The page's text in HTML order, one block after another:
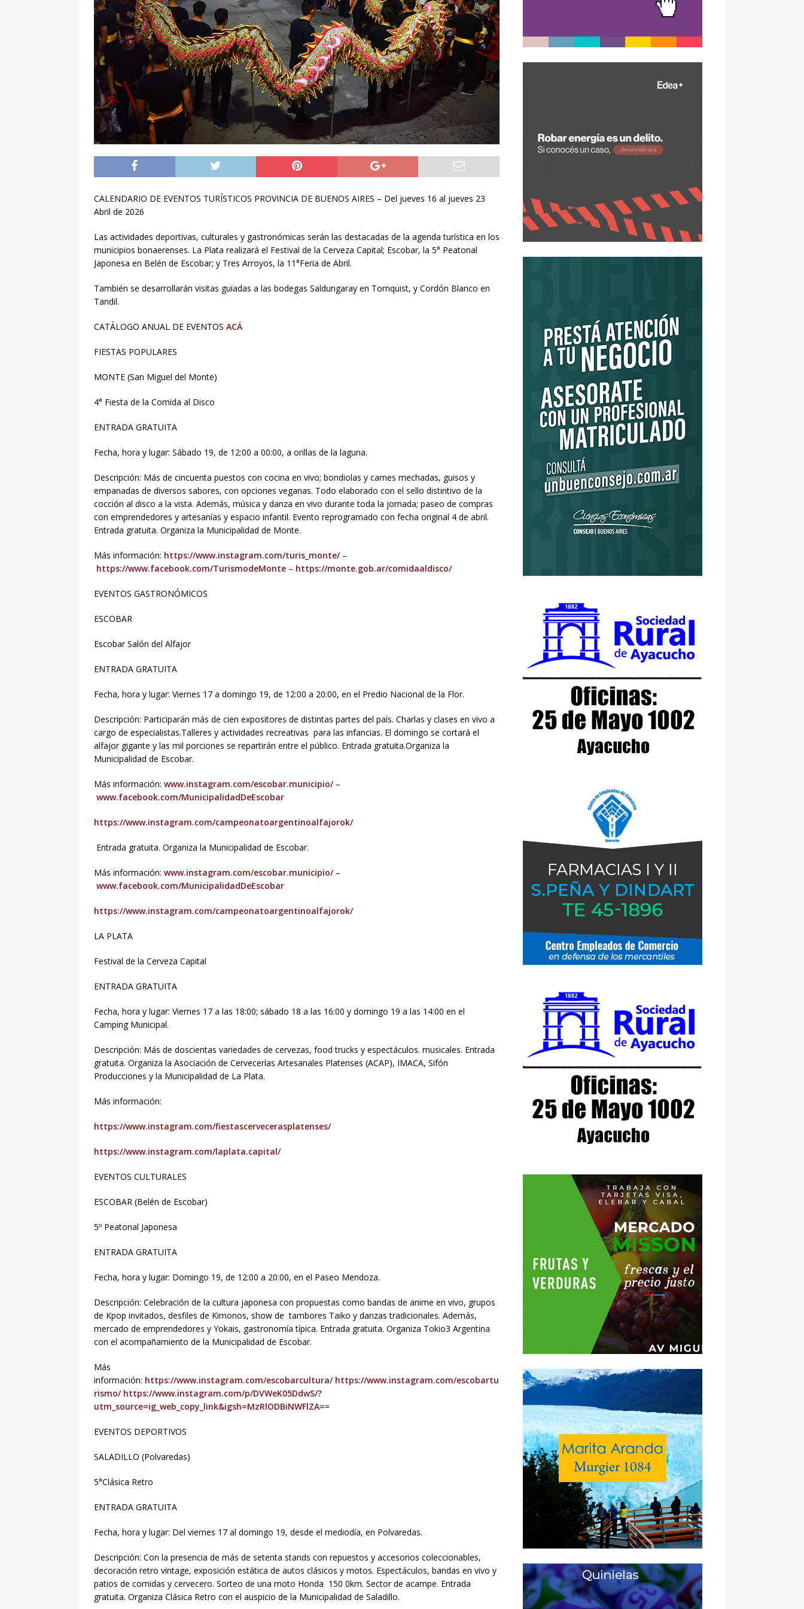
CALENDARIO DE EVENTOS TURÍSTICOS PROVINCIA DE BUENOS AIRES – Del jueves 16 al jueves 23
Abril de 2026
Las actividades deportivas, culturales y gastronómicas serán las destacadas de la agenda turística en los
municipios bonaerenses. La Plata realizará el Festival de la Cerveza Capital; Escobar, la 5° Peatonal
Japonesa en Belén de Escobar; y Tres Arroyos, la 11°Feria de Abril.
También se desarrollarán visitas guiadas a las bodegas Saldungaray en Tornquist, y Cordón Blanco en
Tandil.
CATÁLOGO ANUAL DE EVENTOS ACÁ
FIESTAS POPULARES
MONTE (San Miguel del Monte)
4° Fiesta de la Comida al Disco
ENTRADA GRATUITA
Fecha, hora y lugar: Sábado 19, de 12:00 a 00:00, a orillas de la laguna.
Descripción: Más de cincuenta puestos con cocina en vivo; bondiolas y carnes mechadas, guisos y
empanadas de diversos sabores, con opciones veganas. Todo elaborado con el sello distintivo de la
cocción al disco a la vista. Además, música y danza en vivo durante toda la jornada; paseo de compras
con emprendedores y artesanías y espacio infantil. Evento reprogramado con fecha original 4 de abril.
Entrada gratuita. Organiza la Municipalidad de Monte.
Más información: https://www.instagram.com/turis_monte/–
https://www.facebook.com/TurismodeMonte – https://monte.gob.ar/comidaaldisco/
EVENTOS GASTRONÓMICOS
ESCOBAR
Escobar Salón del Alfajor
ENTRADA GRATUITA
Fecha, hora y lugar: Viernes 17 a domingo 19, de 12:00 a 20:00, en el Predio Nacional de la Flor.
Descripción: Participarán más de cien expositores de distintas partes del país. Charlas y clases en vivo a
cargo de especialistas.Talleres y actividades recreativas para las infancias. El domingo se cortará el
alfajor gigante y las mil porciones se repartirán entre el público. Entrada gratuita.Organiza la
Municipalidad de Escobar.
Más información: www.instagram.com/escobar.municipio/–
www.facebook.com/MunicipalidadDeEscobar
https://www.instagram.com/campeonatoargentinoalfajorok/
Entrada gratuita. Organiza la Municipalidad de Escobar.
Más información: www.instagram.com/escobar.municipio/–
www.facebook.com/MunicipalidadDeEscobar
https://www.instagram.com/campeonatoargentinoalfajorok/
LA PLATA
Festival de la Cerveza Capital
ENTRADA GRATUITA
Fecha, hora y lugar: Viernes 17 a las 18:00; sábado 18 a las 16:00 y domingo 19 a las 14:00 en el
Camping Municipal.
Descripción: Más de doscientas variedades de cervezas, food trucks y espectáculos. musicales. Entrada
gratuita. Organiza la Asociación de Cervecerías Artesanales Platenses (ACAP), IMACA, Sifón
Producciones y la Municipalidad de La Plata.
Más información:
https://www.instagram.com/fiestascervecerasplatenses/
https://www.instagram.com/laplata.capital/
EVENTOS CULTURALES
ESCOBAR (Belén de Escobar)
5º Peatonal Japonesa
ENTRADA GRATUITA
Fecha, hora y lugar: Domingo 19, de 12:00 a 20:00, en el Paseo Mendoza.
Descripción: Celebración de la cultura japonesa con propuestas como bandas de anime en vivo, grupos
de Kpop invitados, desfiles de Kimonos, show de tambores Taiko y danzas tradicionales. Además,
mercado de emprendedores y Yokais, gastronomía típica. Entrada gratuita. Organiza Tokio3 Argentina
con el acompañamiento de la Municipalidad de Escobar.
Más
información: https://www.instagram.com/escobarcultura/ https://www.instagram.com/escobartu
rismo/ https://www.instagram.com/p/DVWeK05DdwS/?
utm_source=ig_web_copy_link&igsh=MzRlODBiNWFlZA==
EVENTOS DEPORTIVOS
SALADILLO (Polvaredas)
5°Clásica Retro
ENTRADA GRATUITA
Fecha, hora y lugar: Del viernes 17 al domingo 19, desde el mediodía, en Polvaredas.
Descripción: Con la presencia de más de setenta stands con repuestos y accesorios coleccionables,
decoración retro vintage, exposición estática de autos clásicos y motos. Espectáculos, bandas en vivo y
patios de comidas y cervecero. Sorteo de una moto Honda 150 0km. Sector de acampe. Entrada
gratuita. Organiza Clásica Retro con el auspicio de la Municipalidad de Saladillo.